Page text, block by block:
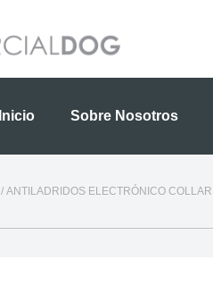
Inicio Sobre Nosotros
/ ANTILADRIDOS ELECTRÓNICO COLLAR